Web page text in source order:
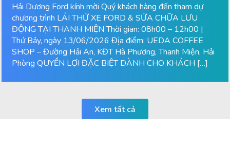
Hải Dương Ford kính mời Quý khách hàng đến tham dự
chương trình LÁI THỬ XE FORD & SỬA CHỮA LƯU
ĐỘNG TẠI THANH MIỆN Thời gian: 08h00 – 12h00 |
Thứ Bảy, ngày 13/06/2026 Địa điểm: UEDA COFFEE
SHOP – Đường Hải An, KĐT Hà Phương, Thanh Miện, Hải
Phòng QUYỀN LỢI ĐẶC BIỆT DÀNH CHO KHÁCH […]
Xem tất cả